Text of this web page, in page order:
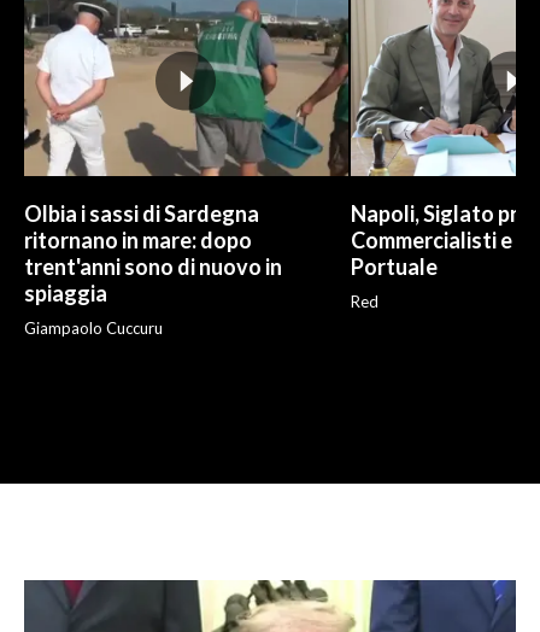
Olbia i sassi di Sardegna
ritornano in mare: dopo
trent'anni sono di nuovo in
spiaggia
Giampaolo Cuccuru
Napoli, Siglato
Commercialisti e
Portuale
Red